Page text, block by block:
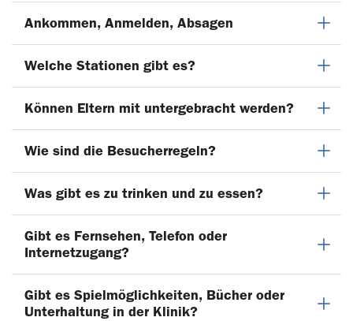
Ankommen, Anmelden, Absagen
Welche Stationen gibt es?
Können Eltern mit untergebracht werden?
Wie sind die Besucherregeln?
Was gibt es zu trinken und zu essen?
Gibt es Fernsehen, Telefon oder
Internetzugang?
Gibt es Spielmöglichkeiten, Bücher oder
Unterhaltung in der Klinik?